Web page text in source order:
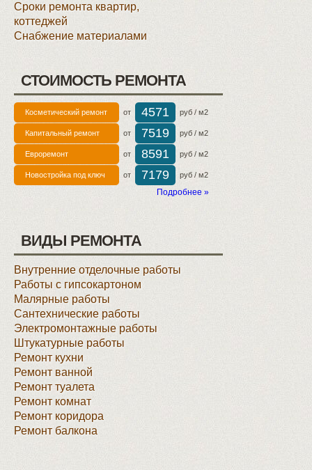
Сроки ремонта квартир,
коттеджей
Снабжение материалами
СТОИМОСТЬ РЕМОНТА
Косметический ремонт от 4571 руб / м2
Капитальный ремонт от 7519 руб / м2
Евроремонт от 8591 руб / м2
Новостройка под ключ от 7179 руб / м2
Подробнее »
ВИДЫ РЕМОНТА
Внутренние отделочные работы
Работы с гипсокартоном
Малярные работы
Сантехнические работы
Электромонтажные работы
Штукатурные работы
Ремонт кухни
Ремонт ванной
Ремонт туалета
Ремонт комнат
Ремонт коридора
Ремонт балкона